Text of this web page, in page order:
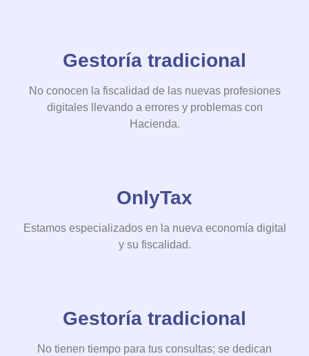
Gestoría tradicional
No conocen la fiscalidad de las nuevas profesiones
digitales llevando a errores y problemas con
Hacienda.
OnlyTax
Estamos especializados en la nueva economía digital
y su fiscalidad.
Gestoría tradicional
No tienen tiempo para tus consultas; se dedican